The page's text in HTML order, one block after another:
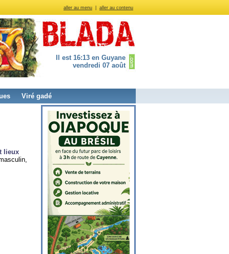
aller au menu aller au contenu
Il est 16:13 en Guyane
vendredi 07 août
Viré gadé
lieux